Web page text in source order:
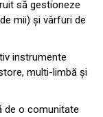
să gestioneze
mii) și vârfuri de
instrumente
multi-limbă și
de o comunitate